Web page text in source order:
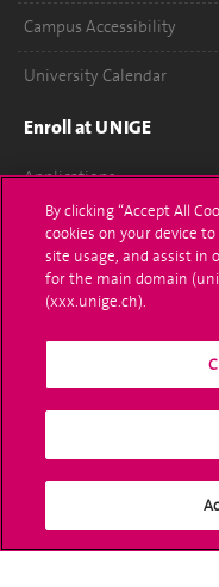
Campus Accessibility
University Calendar
Enroll at UNIGE
Applications
Administrative procedures
Ask a question
Social Media
By clicking “Accept All
cookies on your device
site usage, and assist in
for the main domain
(xxx.unige.ch).